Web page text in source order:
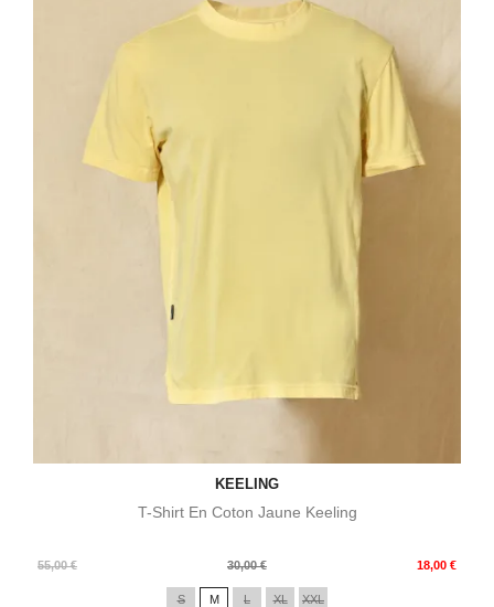
KEELING
T-Shirt En Coton Jaune Keeling
55,00 €
Prix
30,00 € 18,00 €
Prix
S M L XL XXL